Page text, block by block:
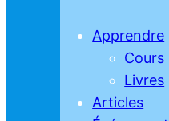
Apprendre
Cours
Livres
Articles